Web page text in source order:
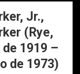
Jr.,
(Rye,
de 1919 –
de 1973)